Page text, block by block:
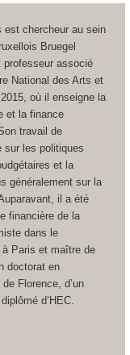
est chercheur au sein
Bruegel
professeur associé
National des Arts et
où il enseigne la
et la finance
travail de
sur les politiques
et la
généralement sur la
il a été
financière de la
dans le
à Paris et maître de
doctorat en
Florence, d’un
d’HEC.